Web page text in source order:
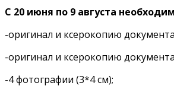
С 20 июня по 9 августа
-оригинал и ксерокопию
-оригинал и ксерокопию
-4 фотографии (3*4 см);